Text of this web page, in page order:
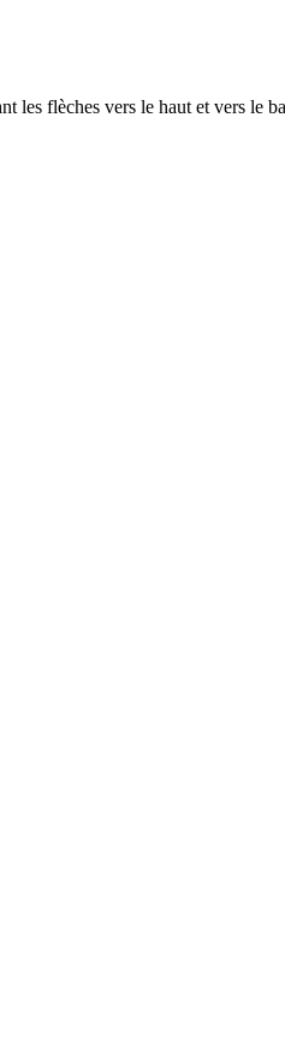
flèches vers le haut et vers le